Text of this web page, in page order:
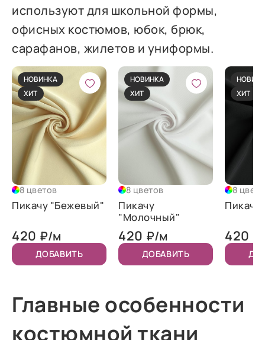
используют для школьной формы,
офисных костюмов, юбок, брюк,
сарафанов, жилетов и униформы.
НОВИНКА
ХИТ
8 цветов
Пикачу "Бежевый"
420 ₽/м
ДОБАВИТЬ
НОВИНКА
ХИТ
8 цветов
Пикачу
"Молочный"
420 ₽/м
ДОБАВИТЬ
ХИТ
8
420
Главные особенности
костюмной ткани